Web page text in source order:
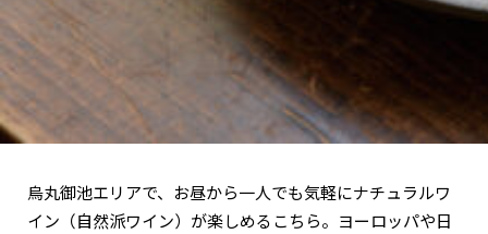
誠光社で選びました。
おすすめの本
紹介します。
おすすめのイベント
烏丸御池エリアで、お昼から一人でも気軽にナチュラルワ
イン（自然派ワイン）が楽しめるこちら。ヨーロッパや日